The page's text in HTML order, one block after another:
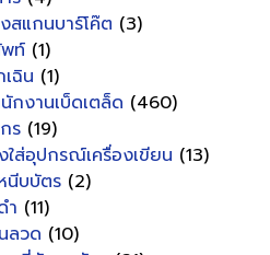
สแกนบาร์โค๊ต (3)
พท์ (1)
ฉิน (1)
งานเบ็ดเตล็ด (460)
ร (19)
ใส่อุปกรณ์เครื่องเขียน (13)
นีบบัตร (2)
ำ (11)
ลวด (10)